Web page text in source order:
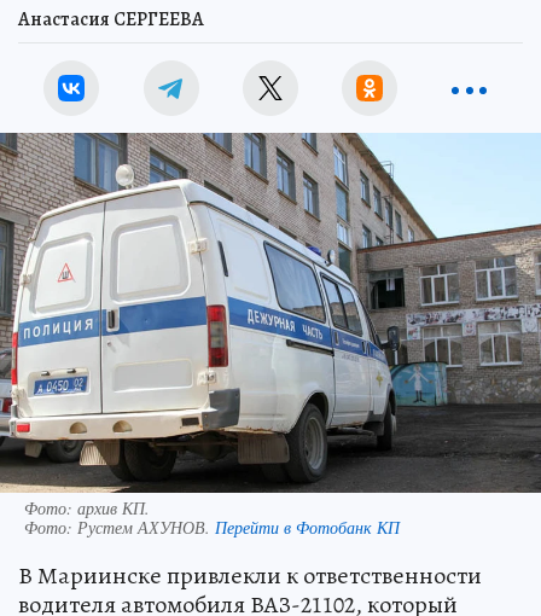
Анастасия СЕРГЕЕВА
Фото: архив КП.
Фото: Рустем АХУНОВ. Перейти в Фотобанк КП
В Мариинске привлекли к ответственности
водителя автомобиля ВАЗ-21102, который